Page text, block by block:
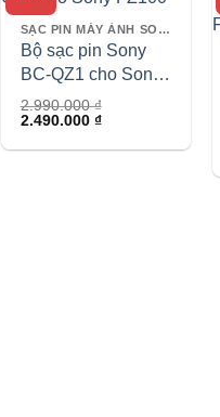
SẠC PIN MÁY ẢNH SONY
Bộ sạc pin Sony
BC-QZ1 cho Sony
FZ100
2.990.000₫
Giá
là:
2.490.000 ₫Giá
tại